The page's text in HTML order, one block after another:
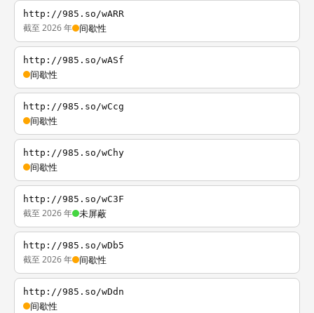
http://985.so/wARR
截至 2026 年 间歇性
http://985.so/wASf
间歇性
http://985.so/wCcg
间歇性
http://985.so/wChy
间歇性
http://985.so/wC3F
截至 2026 年 未屏蔽
http://985.so/wDb5
截至 2026 年 间歇性
http://985.so/wDdn
间歇性